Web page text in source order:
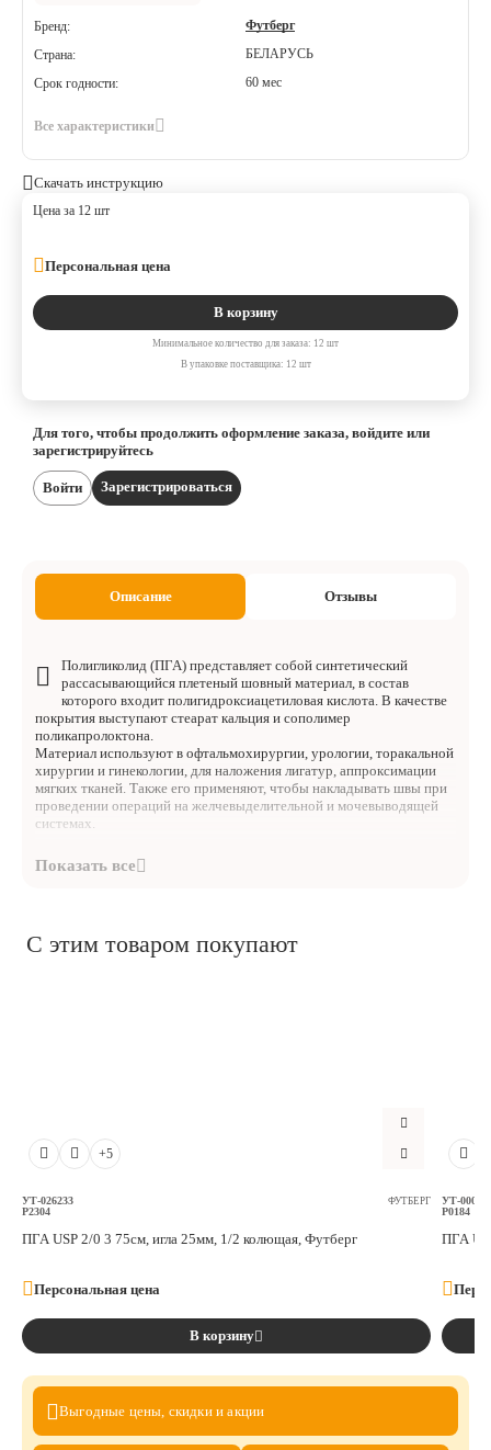
Бренд:
Футберг
Страна:
БЕЛАРУСЬ
Срок годности:
60 мес
Все характеристики
Скачать инструкцию
Цена за 12 шт
Персональная цена
В корзину
Минимальное количество для заказа: 12 шт
В упаковке поставщика: 12 шт
Для того, чтобы продолжить оформление заказа, войдите или
зарегистрируйтесь
Войти Зарегистрироваться
Описание Отзывы
Полигликолид (ПГА) представляет собой синтетический
рассасывающийся плетеный шовный материал, в состав
которого входит полигидроксиацетиловая кислота. В качестве
покрытия выступают стеарат кальция и сополимер
поликапролоктона.
Материал используют в офтальмохирургии, урологии, торакальной
хирургии и гинекологии, для наложения лигатур, аппроксимации
мягких тканей. Также его применяют, чтобы накладывать швы при
проведении операций на желчевыделительной и мочевыводящей
системах.
Нить очень прочная, ею удобно манипулировать, и она
способна надежно держать узел.
токсичны, не антигенны и не являются коллагенами.
С этим товаром покупают
+5
УТ-026233
P2304
ФУТБЕРГ
ПГА USP 2/0 3 75см, игла 25мм, 1/2 колющая, Футберг
Персональная цена
В корзину
УТ-
P0184
ПГА
Выгодные цены, скидки и акции